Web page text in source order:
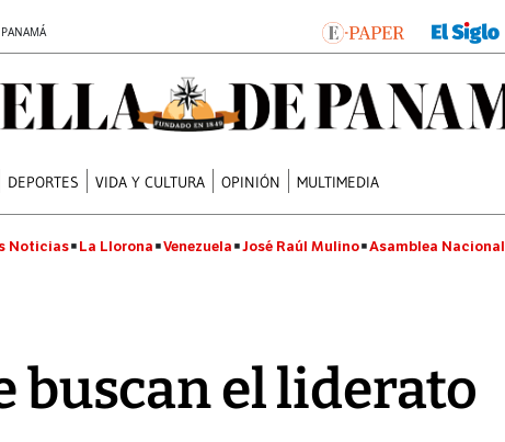
DEPORTES VIDA Y CULTURA OPINIÓN MULTIMEDIA
Noticias La Llorona Venezuela José Raúl Mulino Asamblea Nacional
buscan el liderato